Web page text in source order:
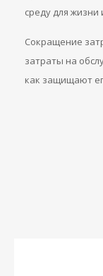
среду для жизни
Сокращение
затраты на
как защищают